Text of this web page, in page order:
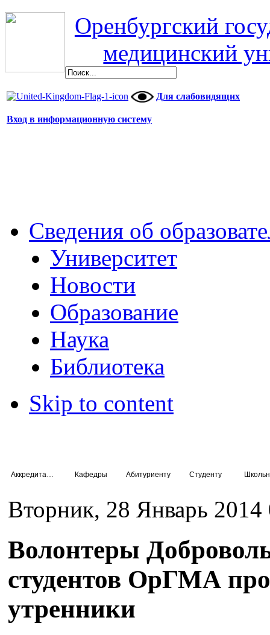
Оренбургский
медицинский
Для слабовидящих
Вход в информационную систему
Сведения об
Университет
Новости
Образование
Наука
Библиотека
Skip to content
Кафедры Абитуриенту Студенту
Вторник, 28 Январь 2014
Волонтеры
студентов ОрГМА
утренники